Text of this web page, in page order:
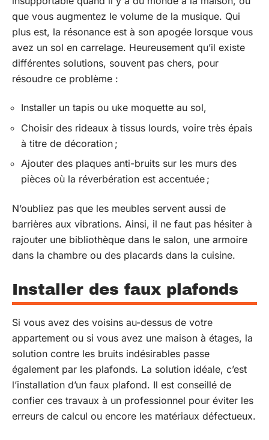
que vous augmentez le volume de la musique. Qui
plus est, la résonance est à son apogée lorsque vous
avez un sol en carrelage. Heureusement qu’il existe
différentes solutions, souvent pas chers, pour
résoudre ce problème :
Installer un tapis ou uke moquette au sol,
Choisir des rideaux à tissus lourds, voire très épais
à titre de décoration ;
Ajouter des plaques anti-bruits sur les murs des
pièces où la réverbération est accentuée ;
N’oubliez pas que les meubles servent aussi de
barrières aux vibrations. Ainsi, il ne faut pas hésiter à
rajouter une bibliothèque dans le salon, une armoire
dans la chambre ou des placards dans la cuisine.
Installer des faux plafonds
Si vous avez des voisins au-dessus de votre
appartement ou si vous avez une maison à étages, la
solution contre les bruits indésirables passe
également par les plafonds. La solution idéale, c’est
l’installation d’un faux plafond. Il est conseillé de
confier ces travaux à un professionnel pour éviter les
erreurs de calcul ou encore les matériaux défectueux.